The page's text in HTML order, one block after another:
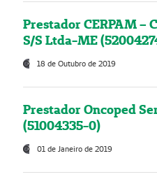
Prestador CERPAM –
S/S Ltda-ME
18 de Outubro de 2019
Prestador Oncoped
(51004335-0)
01 de Janeiro de 2019